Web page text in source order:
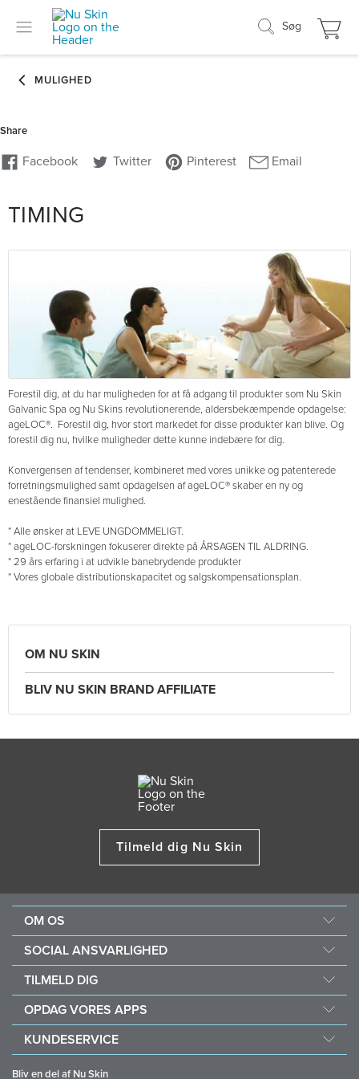
Søg
TIMING
Forestil dig, at du har muligheden for at få adgang til produkter som Nu Skin
Galvanic Spa og Nu Skins revolutionerende, aldersbekæmpende opdagelse:
ageLOC®. Forestil dig, hvor stort markedet for disse produkter kan blive. Og
forestil dig nu, hvilke muligheder dette kunne indebære for dig.
Konvergensen af tendenser, kombineret med vores unikke og patenterede
forretningsmulighed samt opdagelsen af ageLOC® skaber en ny og
enestående finansiel mulighed.
* Alle ønsker at LEVE UNGDOMMELIGT.
* ageLOC-forskningen fokuserer direkte på ÅRSAGEN TIL ALDRING.
* 29 års erfaring i at udvikle banebrydende produkter
* Vores globale distributionskapacitet og salgskompensationsplan.
OM NU SKIN
BLIV NU SKIN BRAND AFFILIATE
Tilmeld dig Nu Skin
OM OS
Karrierer
SOCIAL ANSVARLIGHED
Force for Good Foundation
Køb og donér med Vitameal
TILMELD DIG
Økonomiske belønninger
Politikker og Procedurer
Forretningsværktøjer
OPDAG VORES APPS
Stela
KUNDESERVICE
Bliv en del af Nu Skin